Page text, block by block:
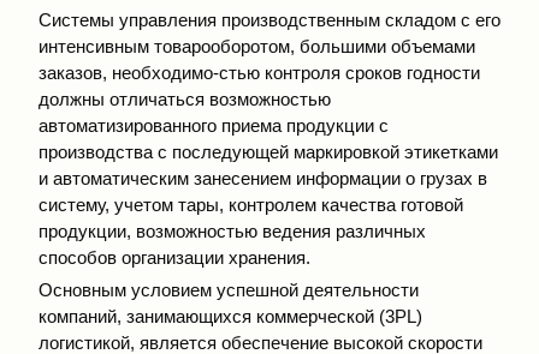
Системы управления производственным складом с его
интенсивным товарооборотом, большими объемами
заказов, необходимо-стью контроля сроков годности
должны отличаться возможностью
автоматизированного приема продукции с
производства с последующей маркировкой этикетками
и автоматическим занесением информации о грузах в
систему, учетом тары, контролем качества готовой
продукции, возможностью ведения различных
способов организации хранения.
Основным условием успешной деятельности
компаний, занимающихся коммерческой (3PL)
логистикой, является обеспечение высокой скорости